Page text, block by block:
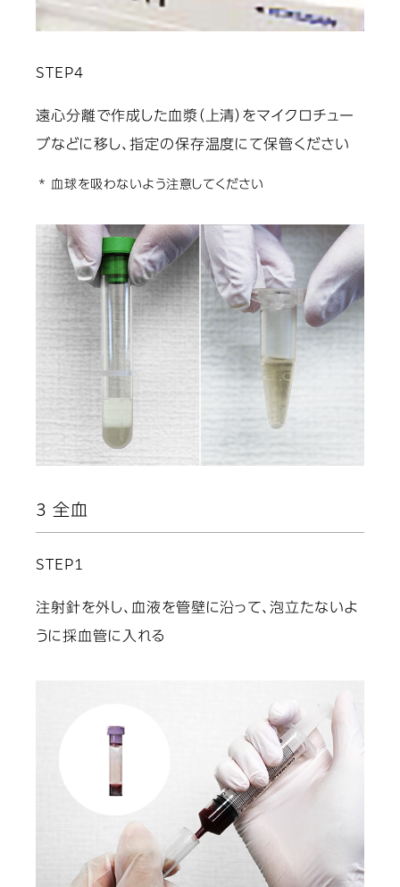
STEP4
遠心分離で作成した血漿（上清）をマイクロチュー
ブなどに移し、指定の保存温度にて保管ください
* 血球を吸わないよう注意してください
3 全血
STEP1
注射針を外し、血液を管壁に沿って、泡立たないよ
うに採血管に入れる